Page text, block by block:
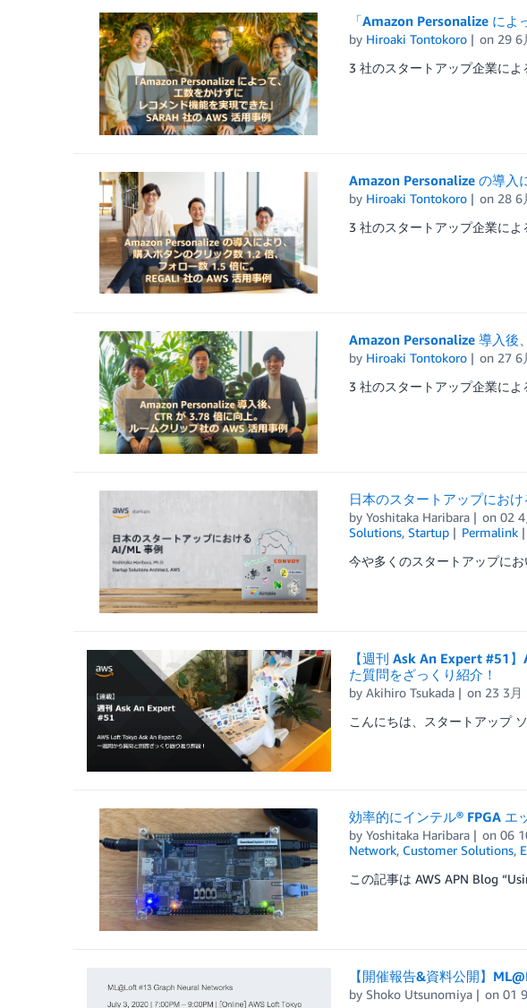
「Amazon Personalize に
by Hiroaki Tontokoro on 29 6
3 社のスタートアップ企業に
Amazon Personalize の導入
by Hiroaki Tontokoro on 28 6
3 社のスタートアップ企業に
Amazon Personalize 導入後
by Hiroaki Tontokoro on 27 6
3 社のスタートアップ企業に
日本のスタートアップにお
by Yoshitaka Haribara on02
Solutions, Startup Permalink
今や多くのスタートアップに
【週刊 Ask An Expert #51
た質問をざっくり紹介！
by Akihiro Tsukada on 23 3月
こんにちは、スタートアップ
効率的にインテル® FPGA エ
by Yoshitaka Haribara on06
Network, Customer Solutions,
この記事は AWS APN Blog
【開催報告&資料公開】
by Shoko Utsunomiya on01